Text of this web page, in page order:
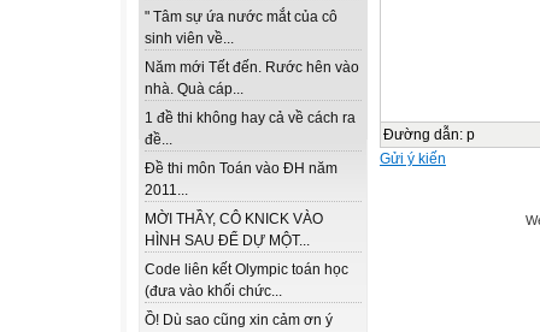
" Tâm sự ứa nước mắt của cô
sinh viên về...
Năm mới Tết đến. Rước hên vào
nhà. Quà cáp...
1 đề thi không hay cả về cách ra
đề...
Đề thi môn Toán vào ĐH năm
2011...
MỜI THẦY, CÔ KNICK VÀO
HÌNH SAU ĐỂ DỰ MỘT...
Code liên kết Olympic toán học
(đưa vào khối chức...
Ồ! Dù sao cũng xin cảm ơn ý
Đường dẫn: p
Gửi ý kiến